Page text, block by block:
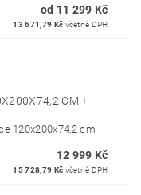
od 11 299 Kč
13 671,79 Kč včetně DPH
CM +
120x200x74,2 cm
12 999 Kč
15 728,79 Kč včetně DPH